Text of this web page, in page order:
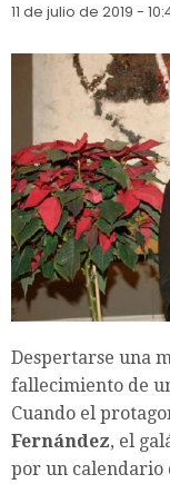
11 de julio de 2019 -
Despertarse una
fallecimiento de
Cuando el
Fernández, el
por un calendario